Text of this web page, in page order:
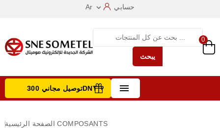
Ar  حسابي
يبحث
0
 توصيل مجاني 300DNT +
الصفحة الرئيسية COMPOSANTS